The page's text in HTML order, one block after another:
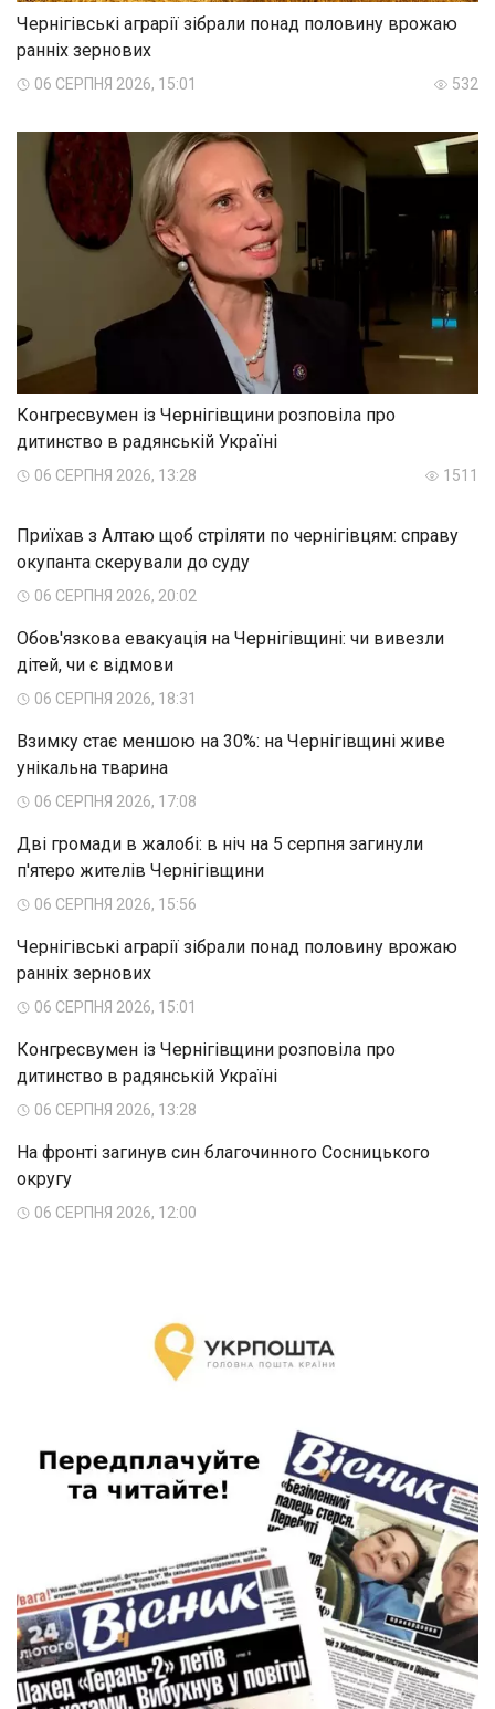
Чернігівські аграрії зібрали понад половину врожаю
ранніх зернових
06 СЕРПНЯ 2026, 15:01 532
Конгресвумен із Чернігівщини розповіла про
дитинство в радянській Україні
06 СЕРПНЯ 2026, 13:28 1511
Приїхав з Алтаю щоб стріляти по чернігівцям: справу
окупанта скерували до суду
06 СЕРПНЯ 2026, 20:02
Обов'язкова евакуація на Чернігівщині: чи вивезли
дітей, чи є відмови
06 СЕРПНЯ 2026, 18:31
Взимку стає меншою на 30%: на Чернігівщині живе
унікальна тварина
06 СЕРПНЯ 2026, 17:08
Дві громади в жалобі: в ніч на 5 серпня загинули
п'ятеро жителів Чернігівщини
06 СЕРПНЯ 2026, 15:56
Чернігівські аграрії зібрали понад половину врожаю
ранніх зернових
06 СЕРПНЯ 2026, 15:01
Конгресвумен із Чернігівщини розповіла про
дитинство в радянській Україні
06 СЕРПНЯ 2026, 13:28
На фронті загинув син благочинного Сосницького
округу
06 СЕРПНЯ 2026, 12:00